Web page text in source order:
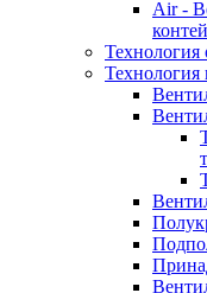
Air -
Технология
Технология